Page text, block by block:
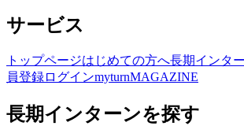
サービス
トップページはじめての方へ長期インタ
員登録ログインmyturnMAGAZINE
長期インターンを探す